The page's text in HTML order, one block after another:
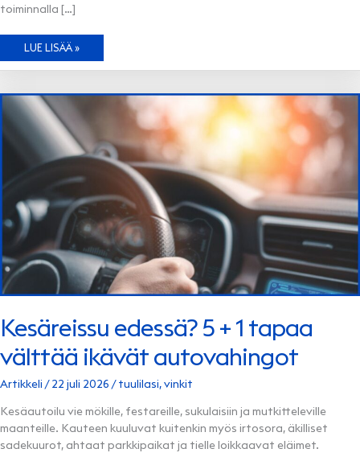
toiminnalla […]
RENGASRIKKO
TOIMI
MATKANTEKO
KATKEAA
TIEN
PÄÄLLÄ
LUE LISÄÄ »
Kesäreissu edessä? 5 + 1 tapaa
välttää ikävät autovahingot
Artikkeli /22 juli 2026 /tuulilasi,vinkit
Kesäautoilu vie mökille, festareille, sukulaisiin ja mutkitteleville
maanteille. Kauteen kuuluvat kuitenkin myös irtosora, äkilliset
sadekuurot, ahtaat parkkipaikat ja tielle loikkaavat eläimet.